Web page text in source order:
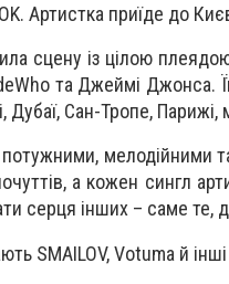
Артистка приїде до
сцену із цілою
та Джеймі Джонса. Її
Дубаї, Сан-Тропе,
потужними,
а кожен сингл
серця інших – саме те,
SMAILOV, Votuma й